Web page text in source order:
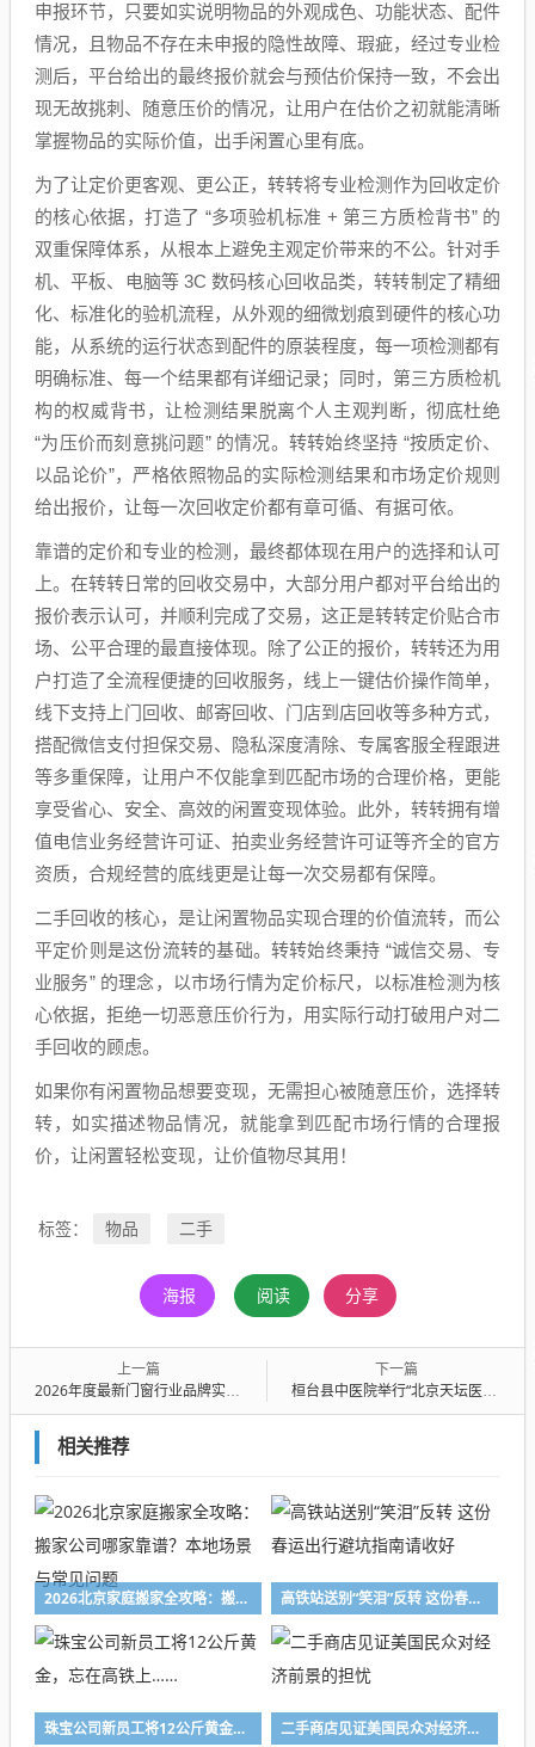
申报环节，只要如实说明物品的外观成色、功能状态、配件
情况，且物品不存在未申报的隐性故障、瑕疵，经过专业检
测后，平台给出的最终报价就会与预估价保持一致，不会出
现无故挑刺、随意压价的情况，让用户在估价之初就能清晰
掌握物品的实际价值，出手闲置心里有底。
为了让定价更客观、更公正，转转将专业检测作为回收定价
的核心依据，打造了 “多项验机标准 + 第三方质检背书” 的
双重保障体系，从根本上避免主观定价带来的不公。针对手
机、平板、电脑等 3C 数码核心回收品类，转转制定了精细
化、标准化的验机流程，从外观的细微划痕到硬件的核心功
能，从系统的运行状态到配件的原装程度，每一项检测都有
明确标准、每一个结果都有详细记录；同时，第三方质检机
构的权威背书，让检测结果脱离个人主观判断，彻底杜绝
“为压价而刻意挑问题” 的情况。转转始终坚持 “按质定价、
以品论价”，严格依照物品的实际检测结果和市场定价规则
给出报价，让每一次回收定价都有章可循、有据可依。
靠谱的定价和专业的检测，最终都体现在用户的选择和认可
上。在转转日常的回收交易中，大部分用户都对平台给出的
报价表示认可，并顺利完成了交易，这正是转转定价贴合市
场、公平合理的最直接体现。除了公正的报价，转转还为用
户打造了全流程便捷的回收服务，线上一键估价操作简单，
线下支持上门回收、邮寄回收、门店到店回收等多种方式，
搭配微信支付担保交易、隐私深度清除、专属客服全程跟进
等多重保障，让用户不仅能拿到匹配市场的合理价格，更能
享受省心、安全、高效的闲置变现体验。此外，转转拥有增
值电信业务经营许可证、拍卖业务经营许可证等齐全的官方
资质，合规经营的底线更是让每一次交易都有保障。
二手回收的核心，是让闲置物品实现合理的价值流转，而公
平定价则是这份流转的基础。转转始终秉持 “诚信交易、专
业服务” 的理念，以市场行情为定价标尺，以标准检测为核
心依据，拒绝一切恶意压价行为，用实际行动打破用户对二
手回收的顾虑。
如果你有闲置物品想要变现，无需担心被随意压价，选择转
转，如实描述物品情况，就能拿到匹配市场行情的合理报
价，让闲置轻松变现，让价值物尽其用！
标签： 物品 二手
海报 阅读 分享
上一篇
2026年度最新门窗行业品牌实力深度解析（门窗十大品牌）
下一篇
桓台县中医院举行“北京天坛医院辛宇教授名医工作站”揭牌仪式
相关推荐
2026北京家庭搬家全攻略：搬家公司哪家靠谱？本地场景与常见问题 高铁站送别“笑泪”反转 这份春运出行避坑指南请收好
珠宝公司新员工将12公斤黄金，忘在高铁上…… 二手商店见证美国民众对经济前景的担忧